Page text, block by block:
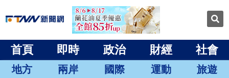
首頁 即時 政治 財經 社會
地方 兩岸 國際 運動 旅遊